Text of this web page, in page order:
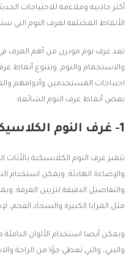
أكثر جاذبية وملاءمة للاحتياجات
الأنماط المختلفة لغرف النوم التي
تعد غرف نوم مودرن من أهم الغرف
والاستجمام والنوم. وتتنوع أنماط
احتياجات المستخدمين وأذواقهم
بعض أنماط غرف النوم الشائعة:
1- غرف النوم الكلاسيكية:
تتميز غرف النوم الكلاسيكية بالأثاث
والإضاءة الهادئة. ويمكن استخدام
والتفاصيل الدقيقة لتزيين الغرفة.
مثل المرايا الكبيرة والسجاد الفخم،
ويمكن أيضا استخدام الألوان
والبني، والتي تعطي جوًا من الراحة